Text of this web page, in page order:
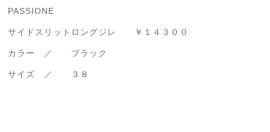
PASSIONE
サイドスリットロングジレ ￥１４３００
カラー ／ ブラック
サイズ ／ ３８